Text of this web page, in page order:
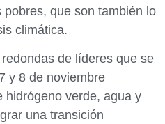
que son también lo
climática.
de líderes que se
y 8 de noviembre
hidrógeno verde, agua y
una transición